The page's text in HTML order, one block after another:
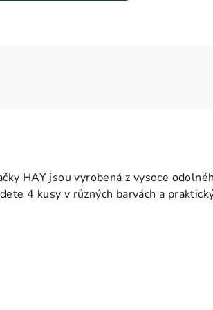
HAY jsou vyrobená z vysoce
4 kusy v různých barvách a